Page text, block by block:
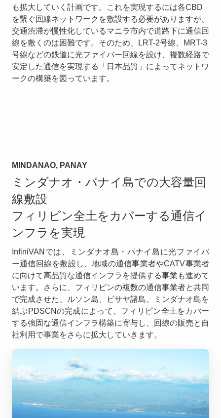
も拡大していく計画です。これを実現するには各CBD
を繋ぐ回線ネットワークを敷設する必要がありますが、
交通渋滞が慢性化しているマニラ市内で道路下に通信回
線を敷くのは困難です。そのため、LRT-2号線、MRT-3
号線などの鉄道に光ファイバー回線を設け、複数経路で
安定した通信を実現する「日本品質」によってネットワ
ークの構築を図っています。
MINDANAO, PANAY
ミンダナオ・パナイ島での大容量回
線敷設
フィリピン全土をカバーする通信イ
ンフラを実現
InfiniVANでは、ミンダナオ島・パナイ島に光ファイバ
ー通信回線を敷設し、地域の通信事業者やCATV事業者
に向けて高品質な通信インフラを提供する事業も進めて
います。さらに、フィリピンの複数の通信事業者と共同
で完成させた、ルソン島、ビサヤ諸島、ミンダナオ島を
結ぶPDSCNの完成によって、フィリピン全土をカバー
する強固な通信インフラ構築に寄与し、回線の販売と自
社利用で事業をさらに拡大していきます。